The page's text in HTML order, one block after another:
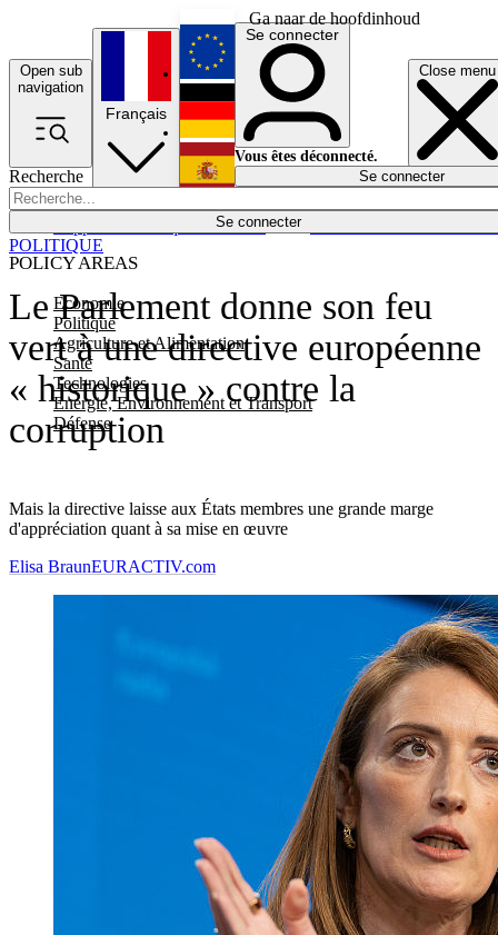
Ga naar de hoofdinhoud
Open sub
navigation
Close menu
Recherche
Se connecter
POLICY AREAS
Economie
Politique
Agriculture et Alimentation
Santé
Technologies
Energie, Environnement et Transport
Défense
Économie
Français
English
Deutsch
Español
Se connecter
Vous êtes déconnecté.
Se connecter
Le Parlement donne son feu
vert à une directive européenne
« historique » contre la
corruption
Mais la directive laisse aux États membres une grande marge
d'appréciation quant à sa mise en œuvre
POLITIQUE
Elisa BraunEURACTIV.com